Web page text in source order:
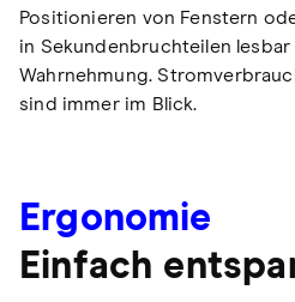
Positionieren von Fenstern
in Sekundenbruchteilen
Wahrnehmung.
sind immer im Blick.
Ergonomie
Einfach